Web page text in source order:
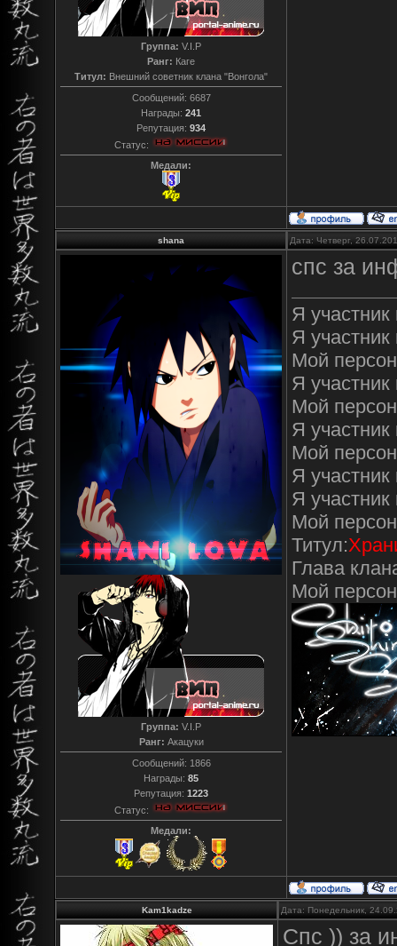
Группа: V.I.P
Ранг: Каге
Титул: Внешний советник клана "Вонгола"
Сообщений: 6687
Награды: 241
Репутация: 934
Статус:
Медали:
shana Дата: Четверг,
Группа: V.I.P
Ранг: Акацуки
Сообщений: 1866
Награды: 85
Репутация: 1223
Статус:
Медали:
спс за
Я
Я
Мой
Я
Мой
Я
Мой
Я
Я
Мой
Титул:
Глава
Мой
Kam1kadze Дата: Понедельник,
Спс )) за